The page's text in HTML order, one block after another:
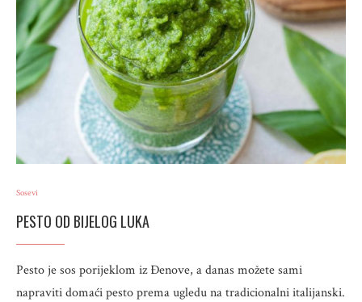
Sosevi
PESTO OD BIJELOG LUKA
Pesto je sos porijeklom iz Đenove, a danas možete sami
napraviti domaći pesto prema ugledu na tradicionalni italijanski.